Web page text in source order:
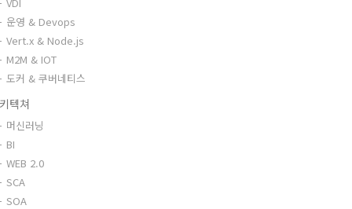
운영 & Devops
Vert.x & Node.js
M2M & IOT
도커 & 쿠버네티스
텍쳐
머신러닝
BI
WEB 2.0
SCA
SOA